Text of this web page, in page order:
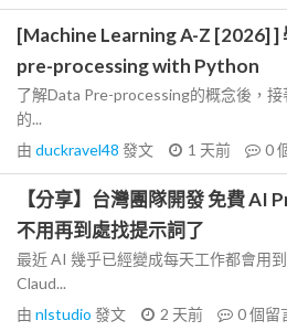
[Machine Learning A-Z [2026] ]
pre-processing with Python
了解Data Pre-processing的概念後，
的...
由 duckravel48 發文 1 天前 0
【分享】台灣團隊開發 免費 AI
不用再到處找提示詞了
最近 AI 幾乎已經變成每天工作都會用
Claud...
由 nlstudio 發文 2 天前 0個留